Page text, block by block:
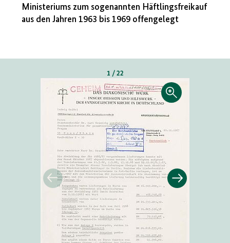
Ministeriums zum sogenannten Häftlingsfreikauf
aus den Jahren 1963 bis 1969 offengelegt
1 / 22